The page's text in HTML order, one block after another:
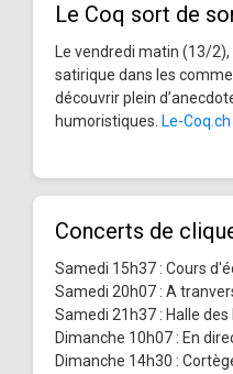
Le Coq sort de
Le vendredi matin (13/
satirique dans les
découvrir plein
humoristiques. Le-Coq.ch
Concerts de
Samedi 15h37 : Cours
Samedi 20h07 : A
Samedi 21h37 : Halle des
Dimanche 10h07 : En
Dimanche 14h30 :